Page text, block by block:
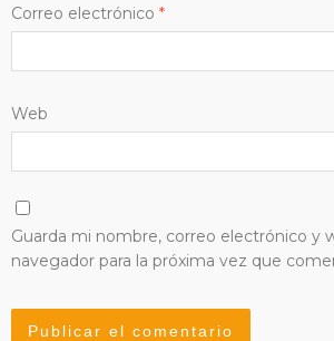
Correo electrónico *
Web
Guarda mi nombre, correo electrónico y
navegador para la próxima vez que